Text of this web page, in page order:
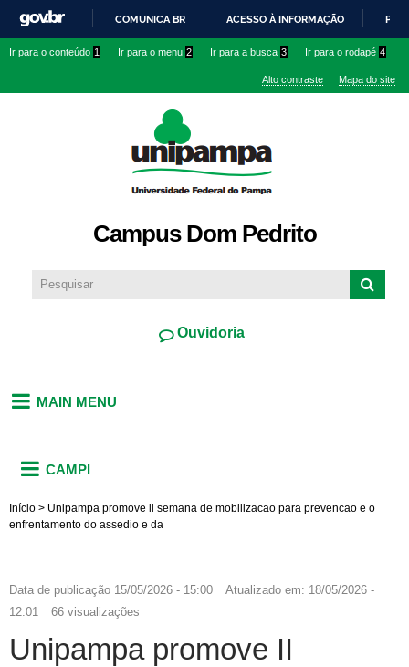
conteúdo
IR
O
COMUNICA BR ACESSO À INFORMAÇÃO
Ir para o conteúdo 1 Ir para o menu 2 Ir para a busca 3 Ir para o rodapé 4
Alto contraste Mapa do site
Campus Dom Pedrito
Ouvidoria
MAIN MENU
CAMPI
Início > Unipampa promove ii semana de mobilizacao para prevencao e o
enfrentamento do assedio e da
Data de publicação 15/05/2026 - 15:00 Atualizado em: 18/05/2026 -
12:01
66 visualizações
Unipampa promove II